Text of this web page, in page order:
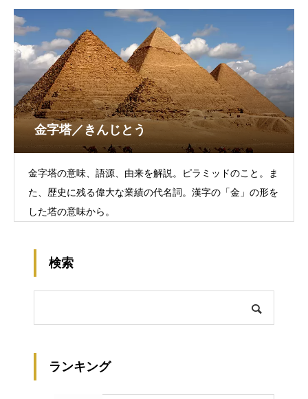
金字塔／きんじとう
金字塔の意味、語源、由来を解説。ピラミッドのこと。ま
た、歴史に残る偉大な業績の代名詞。漢字の「金」の形を
した塔の意味から。
検索
ランキング